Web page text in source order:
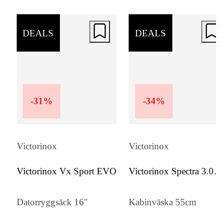
DEALS
-31 %
Victorinox
Victorinox Vx Sport EVO
Datorryggsäck 16"
DEALS
-34%
Victorinox
Victorinox Spectra 3.0
Kabinväska 55cm